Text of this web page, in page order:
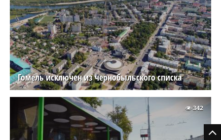
Гомель исключен из чернобыльского списка
342